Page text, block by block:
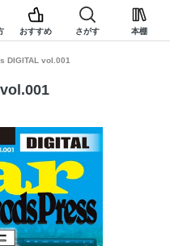
おすすめ さがす 本棚
DIGITAL vol.001